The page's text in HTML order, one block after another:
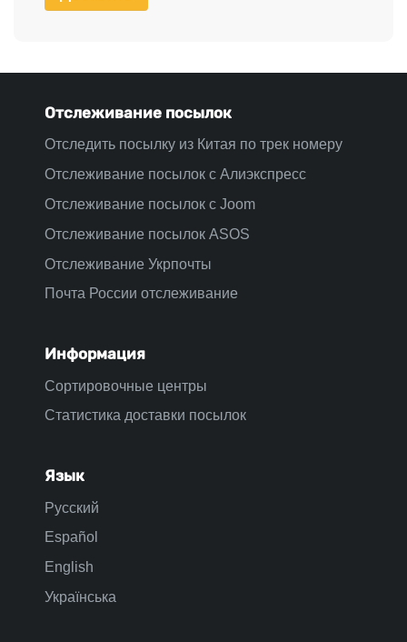
Отслеживание посылок
Отследить посылку из Китая по трек номеру
Отслеживание посылок с Алиэкспресс
Отслеживание посылок с Joom
Отслеживание посылок ASOS
Отслеживание Укрпочты
Почта России отслеживание
Информация
Сортировочные центры
Статистика доставки посылок
Язык
Русский
Español
English
Українська